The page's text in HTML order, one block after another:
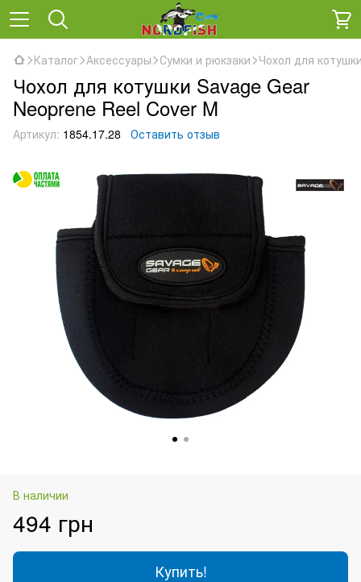
Каталог Аксессуары Сумки и рюкзаки Чохол для
Чохол для котушки Savage Gear
Neoprene Reel Cover M
Артикул: 1854.17.28 Оставить отзыв
В наличии
494 грн
Купить!